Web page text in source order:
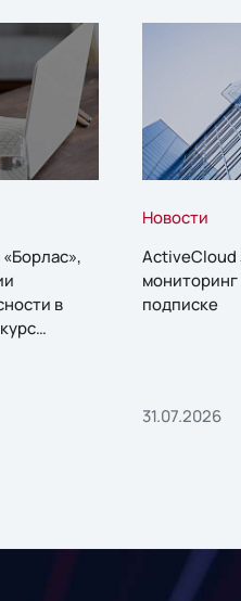
в
Новости
ActiveCloud
подписке
31.07.2026